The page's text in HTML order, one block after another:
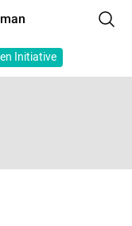
Initiative